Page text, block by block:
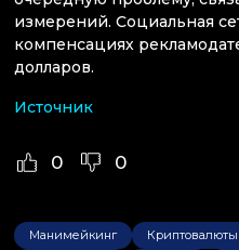
измерений. Социальная
компенсациях
долларов.
Источник
0 0
Манимейкинг Криптовалюты